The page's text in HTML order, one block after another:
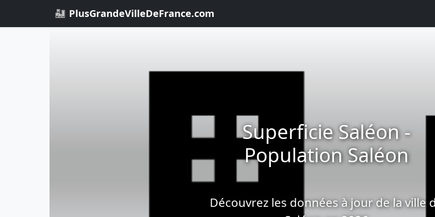
PlusGrandeVilleDeFrance.com
Superficie Saléon -
Population Saléon
Découvrez les données à jour de la ville